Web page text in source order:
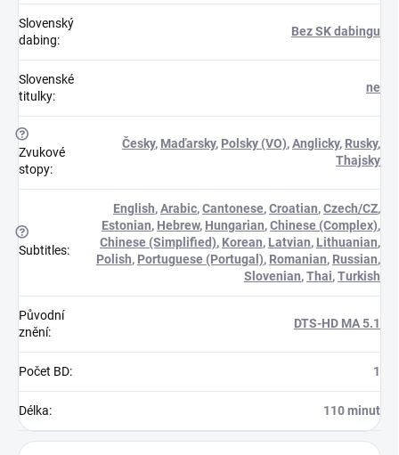
Slovenský
dabing:
Bez SK dabingu
Slovenské
titulky:
ne
?
Zvukové
stopy:
Česky, Maďarsky, Polsky (VO),Anglicky, Rusky,
Thajsky
?
Subtitles:
English,Arabic,Cantonese,Croatian,Czech/CZ,
Estonian, Hebrew, Hungarian,Chinese (Complex),
Chinese (Simplified), Korean, Latvian, Lithuanian,
Polish, Portuguese (Portugal), Romanian, Russian,
Slovenian,Thai,Turkish
Původní
znění:
DTS-HD MA 5.1
Počet BD: 1
Délka: 110 minut